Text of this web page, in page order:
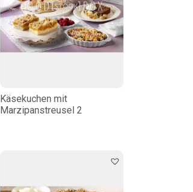
Käsekuchen mit
Marzipanstreusel 2